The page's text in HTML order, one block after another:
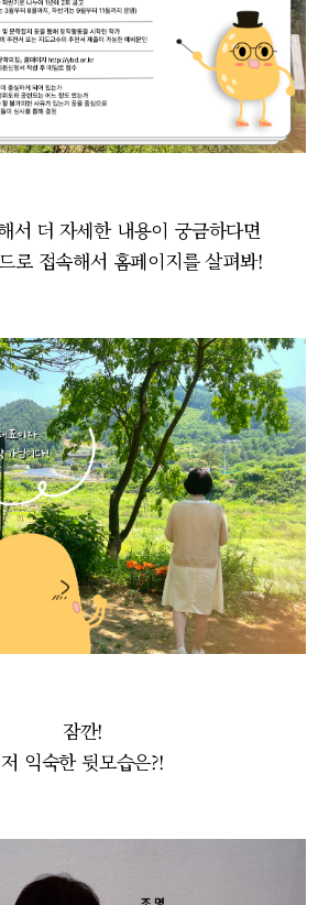
서 더 자세한 내용이 궁금하다면
로 접속해서 홈페이지를 살펴봐!
잠깐!
저 익숙한 뒷모습은?!